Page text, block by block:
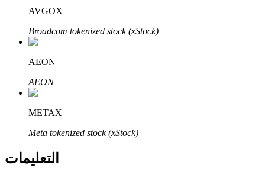
شركاء بيترو
AVGOX
Broadcom tokenized stock (xStock)
AEON
AEON
METAX
Meta tokenized stock (xStock)
التعليمات